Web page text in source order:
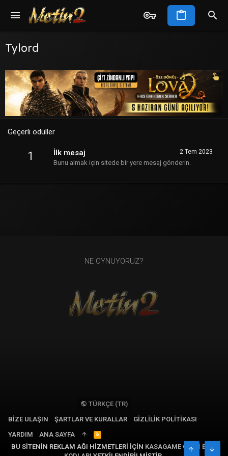
Tylord
Geçerli ödüller
1 2 Tem 2023
İlk mesaj
Bunu almak için sitede bir yere mesaj gönderin.
NE OYNUYORUZ?
TÜRKÇE (TR)
BIZE ULAŞIN
ŞARTLAR VE KURALLAR
GIZLILIK POLITIKASI
YARDIM
ANA SAYFA
R
S
S
BU SITENIN REKLAM AĞI HIZMETLERI IÇIN KASAGAME OYUN EPIN